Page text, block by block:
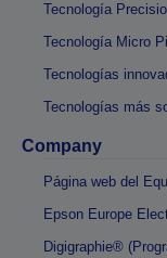
Tecnología
Tecnología Micro
Tecnologías
Tecnologías más
Company
Página web del
Epson Europe
Digigraphie®